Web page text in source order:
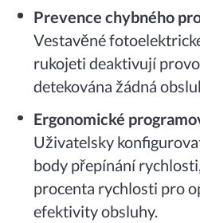
Prevence chybného
Vestavěné
rukojeti deaktivují
detekována žádná
Ergonomické
Uživatelsky
body přepínání
procenta rychlosti pro
efektivity obsluhy.